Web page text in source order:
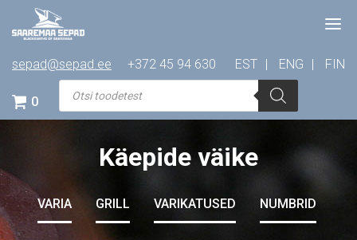
sepad@sepad.ee +372 45 94 630 EST ENG
FIN
Products
search
0
Käepide väike
VARIA GRILL VARIKATUSED NUMBRID